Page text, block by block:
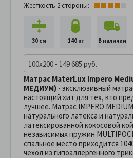
Жесткость 2 стороны:
30 см 140 кг В наличии
100x200 - 149 685 руб.
Матрас MaterLux Impero
МЕДИУМ) - эксклюзивный
настоящий хит для тех, кто
лучшее. Матрас IMPERO
натурального латекса и
латексированной кокосовой
независимых пружин
спальное место приходится
чехол из гипоаллергенного